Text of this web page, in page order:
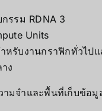
รรม RDNA 3
Units
หรับงานกราฟิกทั่วไปแ
ง
ามจำและพื้นที่เก็บข้อมู